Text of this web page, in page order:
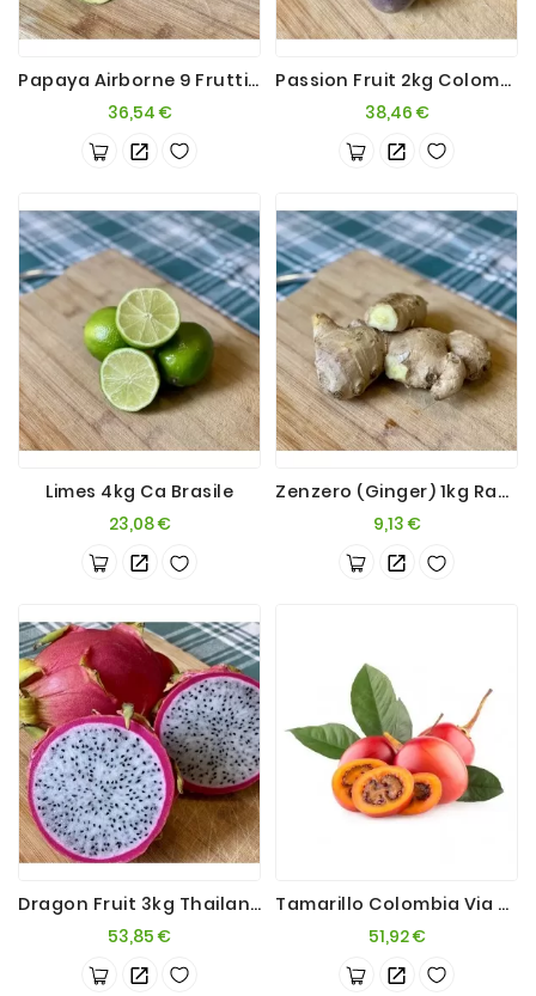
Papaya Airborne 9 Frutti 4kg Brasil
36,54 €Prezzo
Passion Fruit 2kg Colombia
38,46 €Prezzo
Limes 4kg Ca Brasile
23,08 €Prezzo
Zenzero (Ginger) 1kg Radici
9,13 €Prezzo
Dragon Fruit 3kg Thailandia Via Aerea
53,85 €Prezzo
Tamarillo Colombia Via Aerea 2kg
51,92 €Prezzo